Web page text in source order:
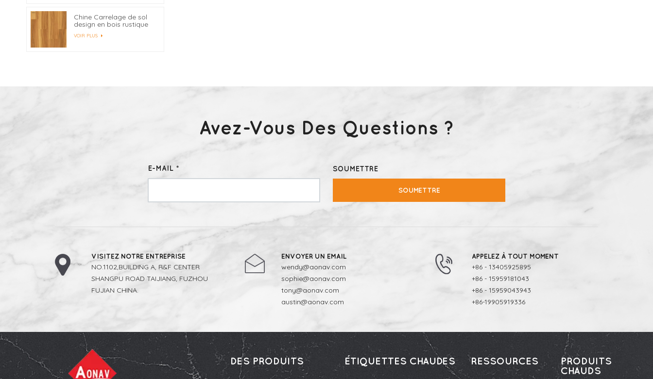
Chine Carrelage de sol
design en bois rustique
VOIR PLUS
Avez-Vous Des Questions ?
E-MAIL * SOUMETTRE
SOUMETTRE
VISITEZ NOTRE ENTREPRISE
NO.1102,BUILDING A, R&F CENTER
SHANGPU ROAD TAIJIANG, FUZHOU
FUJIAN CHINA.
ENVOYER UN EMAIL
wendy@aonav.com
sophie@aonav.com
tony@aonav.com
austin@aonav.com
APPELEZ À TOUT MOMENT
+86 - 13405925895
+86 - 15959181043
+86 - 15959043943
+86-19905919336
DES PRODUITS ÉTIQUETTES CHAUDES RESSOURCES
PRODUITS
CHAUDS